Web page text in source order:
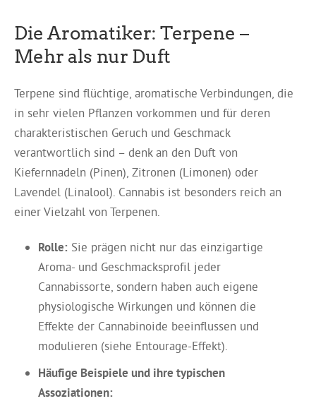
Die Aromatiker: Terpene –
Mehr als nur Duft
Terpene sind flüchtige, aromatische Verbindungen, die
in sehr vielen Pflanzen vorkommen und für deren
charakteristischen Geruch und Geschmack
verantwortlich sind – denk an den Duft von
Kiefernnadeln (Pinen), Zitronen (Limonen) oder
Lavendel (Linalool). Cannabis ist besonders reich an
einer Vielzahl von Terpenen.
Rolle: Sie prägen nicht nur das einzigartige
Aroma- und Geschmacksprofil jeder
Cannabissorte, sondern haben auch eigene
physiologische Wirkungen und können die
Effekte der Cannabinoide beeinflussen und
modulieren (siehe Entourage-Effekt).
Häufige Beispiele und ihre typischen
Assoziationen: